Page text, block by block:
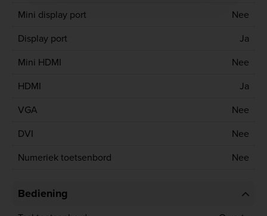
Mini display port
Nee
Display port
Ja
Mini HDMI
Nee
HDMI
Ja
VGA
Nee
DVI
Nee
Numeriek toetsenbord
Nee
Bediening